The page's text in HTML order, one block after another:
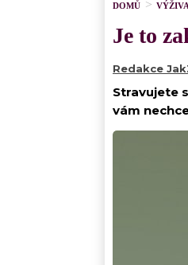
DOMŮ VÝŽIVA
Je to
Redakce
Stravujete
vám